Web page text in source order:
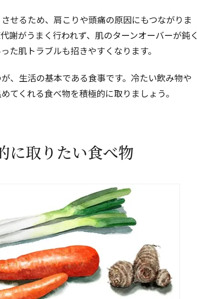
せるため、肩こりや頭痛の原因にもつながりま
謝がうまく行われず、肌のターンオーバーが鈍く
た肌トラブルも招きやすくなります。
、生活の基本である食事です。冷たい飲み物や
てくれる食べ物を積極的に取りましょう。
に取りたい食べ物